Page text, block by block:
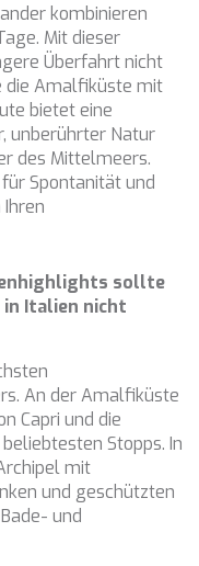
kombinieren
Mit dieser
Überfahrt nicht
die Amalfiküste mit
bietet eine
unberührter Natur
des Mittelmeers.
Spontanität und
sollte
in Italien nicht
An der Amalfiküste
Capri und die
Stopps. In
mit
und geschützten
und